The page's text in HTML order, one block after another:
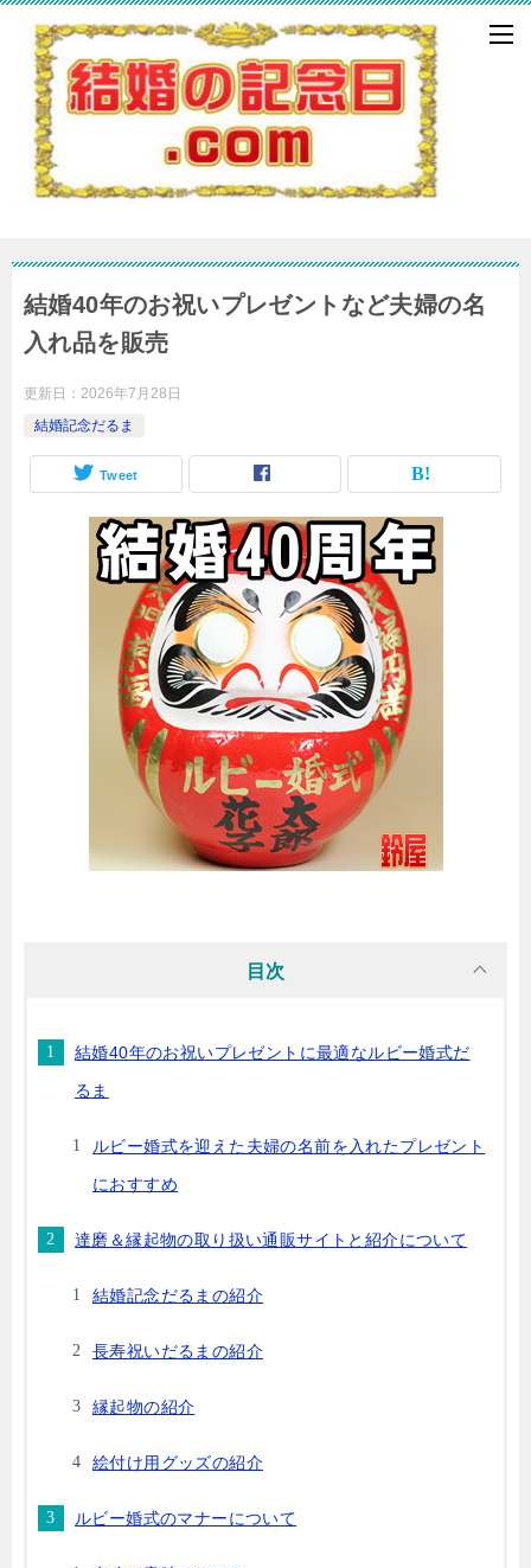
結婚40年のお祝いプレゼントなど夫婦の名
入れ品を販売
更新日： 2026年7月28日
結婚記念だるま
Tweet
目次
結婚40年のお祝いプレゼントに最適なルビー婚式だ
るま
ルビー婚式を迎えた夫婦の名前を入れたプレゼント
におすすめ
達磨＆縁起物の取り扱い通販サイトと紹介について
結婚記念だるまの紹介
長寿祝いだるまの紹介
縁起物の紹介
絵付け用グッズの紹介
ルビー婚式のマナーについて